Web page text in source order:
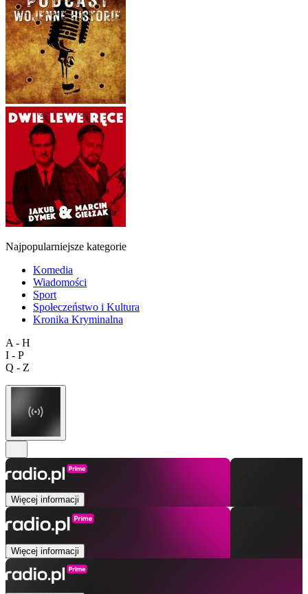
Najpopularniejsze kategorie
Komedia
Wiadomości
Sport
Społeczeństwo i Kultura
Kronika Kryminalna
A - H
I - P
Q - Z
Więcej informacji
Więcej informacji